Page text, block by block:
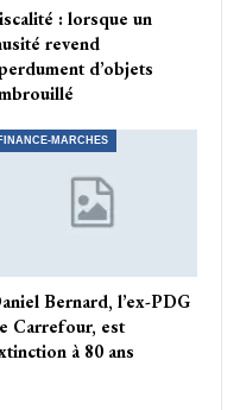
: lorsque un
revend
d’objets
FINANCE-MARCHES
Bernard, l’ex-PDG
Carrefour, est
à 80 ans